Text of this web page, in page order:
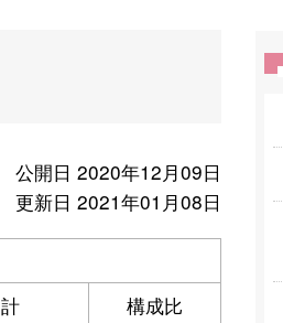
公開日 2020年12月09日
更新日 2021年01月08日
計
構成比